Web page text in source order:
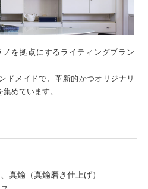
を拠点にするライティングブラン
ドメイドで、革新的かつオリジナリ
めています。
真鍮（真鍮磨き仕上げ）